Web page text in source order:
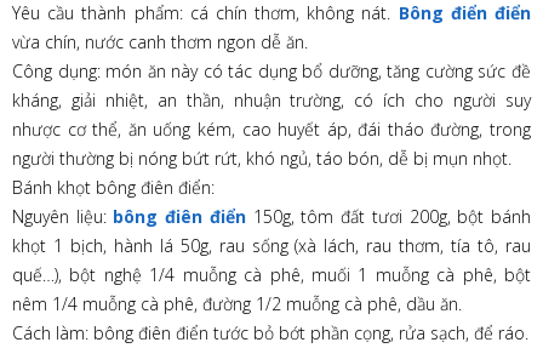
Yêu cầu thành phẩm: cá chín thơm, không nát. Bông điển điển
vừa chín, nước canh thơm ngon dễ ăn.
Công dụng: món ăn này có tác dụng bổ dưỡng, tăng cường sức đề
kháng, giải nhiệt, an thần, nhuận trường, có ích cho người suy
nhược cơ thể, ăn uống kém, cao huyết áp, đái tháo đường, trong
người thường bị nóng bứt rứt, khó ngủ, táo bón, dễ bị mụn nhọt.
Bánh khọt bông điên điển:
Nguyên liệu: bông điên điển150g, tôm đất tươi 200g, bột bánh
khọt 1 bịch, hành lá 50g, rau sống (xà lách, rau thơm, tía tô, rau
quế…), bột nghệ 1/4 muỗng cà phê, muối 1 muỗng cà phê, bột
nêm 1/4 muỗng cà phê, đường 1/2 muỗng cà phê, dầu ăn.
Cách làm: bông điên điển tước bỏ bớt phần cọng, rửa sạch, để ráo.